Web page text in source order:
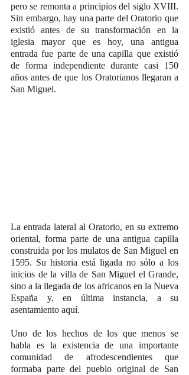
pero se remonta a principios del siglo XVIII.
Sin embargo, hay una parte del Oratorio que
existió antes de su transformación en la
iglesia mayor que es hoy, una antigua
entrada fue parte de una capilla que existió
de forma independiente durante casi 150
años antes de que los Oratorianos llegaran a
San Miguel.
La entrada lateral al Oratorio, en su extremo
oriental, forma parte de una antigua capilla
construida por los mulatos de San Miguel en
1595. Su historia está ligada no sólo a los
inicios de la villa de San Miguel el Grande,
sino a la llegada de los africanos en la Nueva
España y, en última instancia, a su
asentamiento aquí.
Uno de los hechos de los que menos se
habla es la existencia de una importante
comunidad de afrodescendientes que
formaba parte del pueblo original de San